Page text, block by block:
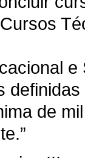
de